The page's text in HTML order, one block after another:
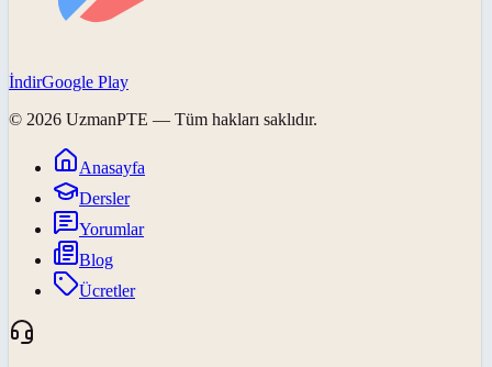
İndirGoogle Play
© 2026 UzmanPTE — Tüm hakları saklıdır.
Anasayfa
Dersler
Yorumlar
Blog
Ücretler